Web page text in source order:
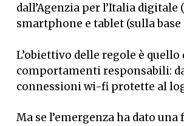
dall’Agenzia per l’Italia
smartphone e tablet (sulla
L’obiettivo delle regole è
comportamenti responsabili:
connessioni wi-fi protette al
Ma se l’emergenza ha dato